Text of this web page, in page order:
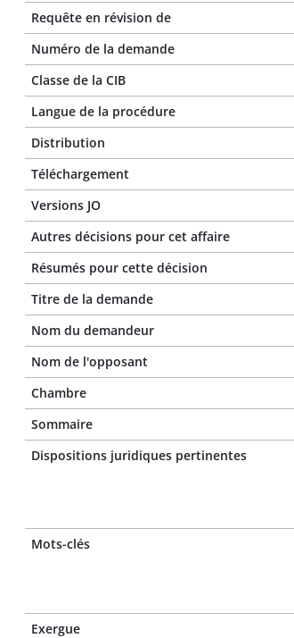
Requête en révision de
Numéro de la demande
Classe de la CIB
Langue de la procédure
Distribution
Téléchargement
Versions JO
Autres décisions pour cet affaire
Résumés pour cette décision
Titre de la demande
Nom du demandeur
Nom de l'opposant
Chambre
Sommaire
Dispositions juridiques pertinentes
Mots-clés
Exergue